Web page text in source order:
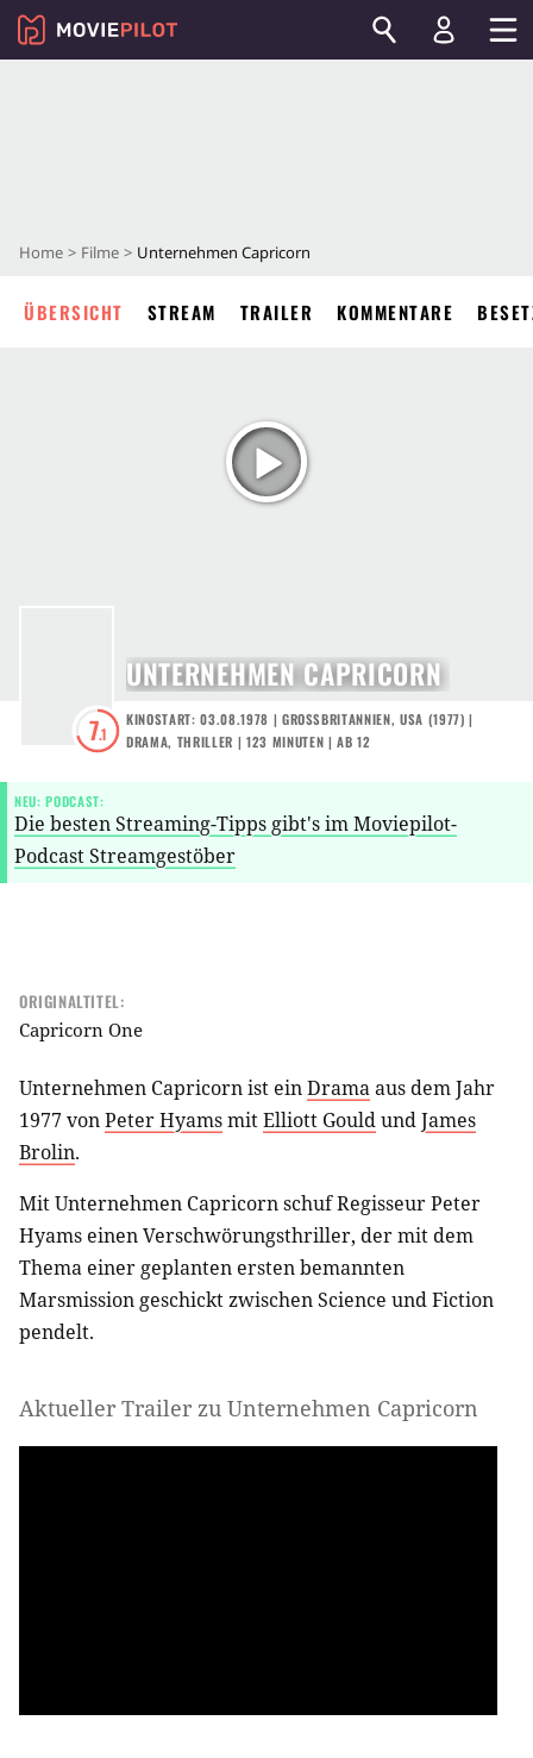
Home Filme Unternehmen Capricorn
ÜBERSICHT STREAM TRAILER KOMMENTARE
7.1
UNTERNEHMEN CAPRICORN
KINOSTART: 03.08.1978 | GROSSBRITANNIEN ,USA (1977) |
DRAMA, THRILLER | 123 MINUTEN |AB 12
NEU: PODCAST:
Die besten Streaming-Tipps gibt's im Moviepilot-
Podcast Streamgestöber
ORIGINALTITEL:
Capricorn One
Unternehmen Capricorn ist einDramaaus dem Jahr
1977 vonPeter HyamsmitElliott GouldundJames
Brolin.
Mit Unternehmen Capricorn schuf Regisseur Peter
Hyams einen Verschwörungsthriller, der mit dem
Thema einer geplanten ersten bemannten
Marsmission geschickt zwischen Science und Fiction
pendelt.
Aktueller Trailer zu Unternehmen Capricorn